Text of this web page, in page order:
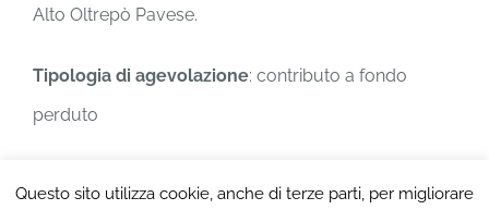
Alto Oltrepò Pavese.
Tipologia di agevolazione: contributo a fondo
perduto
Questo sito utilizza cookie, anche di terze parti, per migliorare